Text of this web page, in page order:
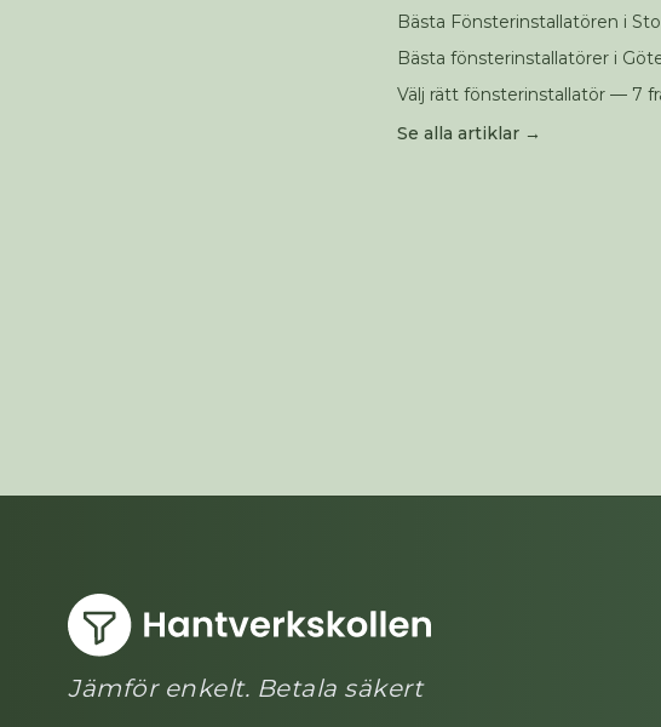
Bästa Fönsterinstallatören i
Bästa fönsterinstallatörer i
Välj rätt fönsterinstallatör — 7
Se alla artiklar →
Jämför enkelt. Betala säkert